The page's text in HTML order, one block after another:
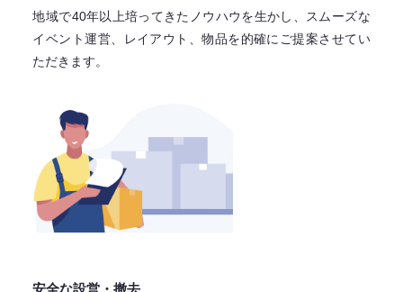
地域で40年以上培ってきたノウハウを生かし、スムーズな
イベント運営、レイアウト、物品を的確にご提案させてい
ただきます。